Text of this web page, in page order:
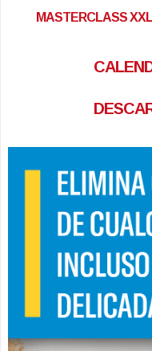
MASTERCLASS XXL